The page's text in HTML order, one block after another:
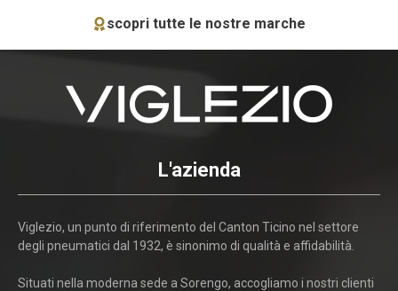
scopri tutte le nostre marche
L'azienda
Viglezio, un punto di riferimento del Canton Ticino nel settore
degli pneumatici dal 1932, è sinonimo di qualità e affidabilità.
Situati nella moderna sede a Sorengo, accogliamo i nostri clienti